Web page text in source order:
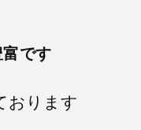
です
おります